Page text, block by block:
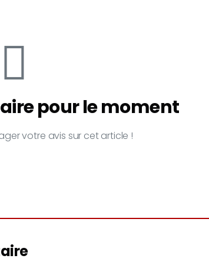
pour le moment
votre avis sur cet article !